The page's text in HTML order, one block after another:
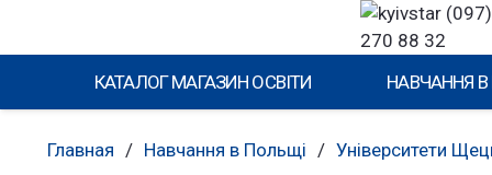
270 88 32
КАТАЛОГ МАГАЗИН ОСВІТИ НАВЧАННЯ
Главная / Навчання в Польщі / Університети